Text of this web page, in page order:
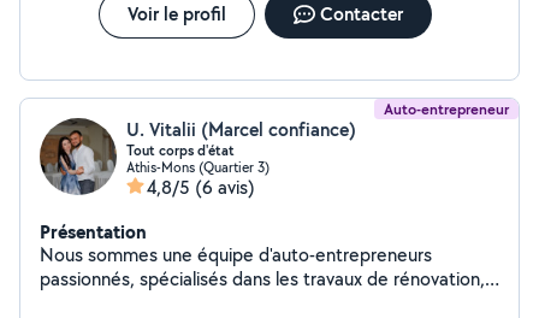
Voir le profil Contacter
Auto-entrepreneur
U. Vitalii (Marcel confiance)
Tout corps d'état
Athis-Mons (Quartier 3)
4,8/5 (6 avis)
Présentation
Nous sommes une équipe d'auto-entrepreneurs
passionnés, spécialisés dans les travaux de rénovation,